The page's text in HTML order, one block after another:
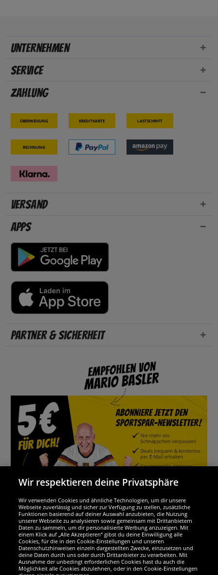
Unternehmen
Service
Zahlung
Überweisung Kreditkarte Lastschrift
Rechnung
Versand
Apps
Partner & Sicherheit
Wir sind ausgezeichnet
Wir respektieren deine Privatsphäre
Wir verwenden Cookies und ähnliche Technologien, um dir unsere
Webseite zuverlässig und sicher zur Verfügung zu stellen, zusätzliche
Funktionen basierend auf deiner Auswahl anzubieten, die Nutzung
unserer Webseite zu analysieren sowie gemeinsam mit Drittanbietern
Daten zu sammeln, um dir personalisierte Werbung anzuzeigen. Mit
einem Klick auf „Alle Akzeptieren“ gibst du deine Einwilligung alle
Cookies, für die in den Cookie-Einstellungen und unseren
Datenschutzhinweisen einzeln dargestellten Zwecke, einzusetzen und
deine Daten durch uns oder durch Drittanbieter zu verarbeiten. Mit
Ausnahme der unbedingt erforderlichen Cookies hast du auch die
Möglichkeit alle Cookies abzulehnen, oder in den Cookie-Einstellungen